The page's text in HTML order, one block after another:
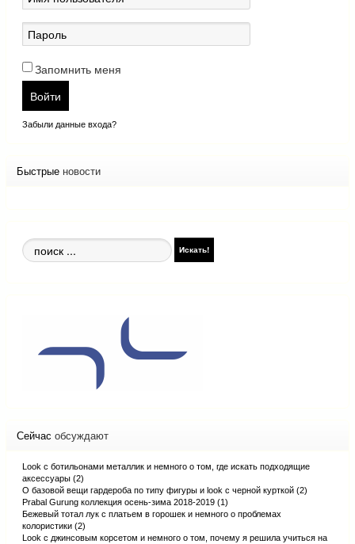
Запомнить меня
Войти
Забыли данные входа?
Быстрые новости
Поиск
по
Искать!
Сейчас обсуждают
Look с ботильонами металлик и немного о том, где искать подходящие
аксессуары (2)
О базовой вещи гардероба по типу фигуры и look с черной курткой (2)
Prabal Gurung коллекция осень-зима 2018-2019 (1)
Бежевый тотал лук с платьем в горошек и немного о проблемах
колористики (2)
Look с джинсовым корсетом и немного о том, почему я решила учиться на